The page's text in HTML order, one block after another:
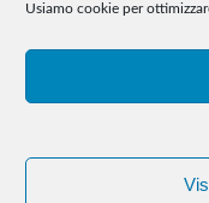
Usiamo cookie per
pubblico dominio. Se